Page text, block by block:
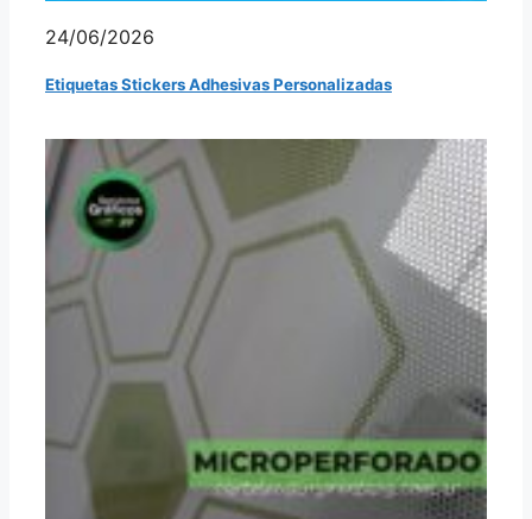
24/06/2026
Etiquetas Stickers Adhesivas Personalizadas